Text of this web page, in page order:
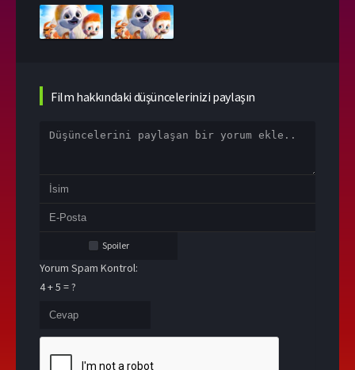
Film hakkındaki düşüncelerinizi paylaşın
Spoiler
Yorum Spam Kontrol:
4 + 5 = ?